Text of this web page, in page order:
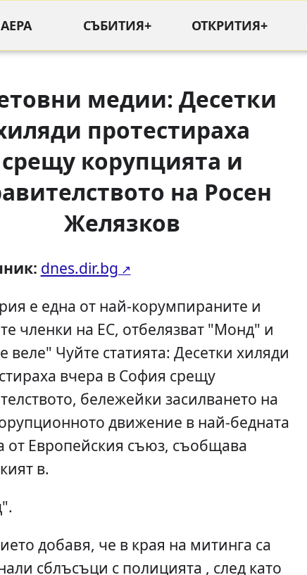
СЪБИТИЯ+ ОТКРИТИЯ+
медии: Десетки
протестираха
срещу корупцията и
на Росен
Желязков
dnes.dir.bg
е една от най-корумпираните и
членки на ЕС, отбелязват "Монд" и
веле" Чуйте статията: Десетки хиляди
вчера в София срещу
бележейки засилването на
движение в най-бедната
от Европейския съюз, съобщава
в.
добавя, че в края на митинга са
сблъсъци с полицията , след като